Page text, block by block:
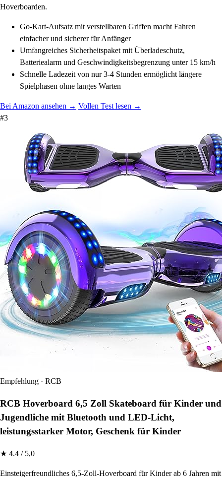
Hoverboarden.
Go-Kart-Aufsatz mit verstellbaren Griffen macht Fahren
einfacher und sicherer für Anfänger
Umfangreiches Sicherheitspaket mit Überladeschutz,
Batteriealarm und Geschwindigkeitsbegrenzung unter 15 km/h
Schnelle Ladezeit von nur 3-4 Stunden ermöglicht längere
Spielphasen ohne langes Warten
Bei Amazon ansehen → Vollen Test lesen →
#3
Empfehlung · RCB
RCB Hoverboard 6,5 Zoll Skateboard für Kinder und
Jugendliche mit Bluetooth und LED-Licht,
leistungsstarker Motor, Geschenk für Kinder
★ 4.4 / 5,0
Einsteigerfreundliches 6,5-Zoll-Hoverboard für Kinder ab 6 Jahren mit